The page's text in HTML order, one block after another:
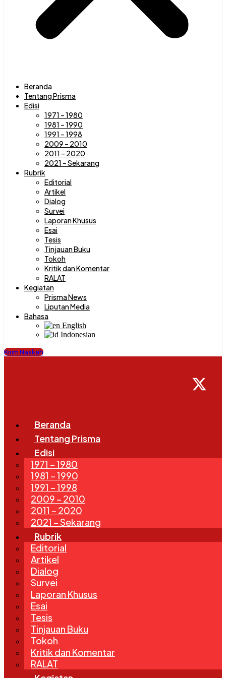
Beranda
Tentang Prisma
Edisi
1971 – 1980
1981 – 1990
1991 – 1998
2009 – 2010
2011 – 2020
2021 – Sekarang
Rubrik
Editorial
Artikel
Dialog
Survei
Laporan Khusus
Esai
Tesis
Tinjauan Buku
Tokoh
Kritik dan Komentar
RALAT
Kegiatan
Prisma News
Liputan Media
Bahasa
English
Indonesian
Kirim Naskah
Beranda
Tentang Prisma
Edisi
1971 – 1980
1981 – 1990
1991 – 1998
2009 – 2010
2011 – 2020
2021 – Sekarang
Rubrik
Editorial
Artikel
Dialog
Survei
Laporan Khusus
Esai
Tesis
Tinjauan Buku
Tokoh
Kritik dan Komentar
RALAT